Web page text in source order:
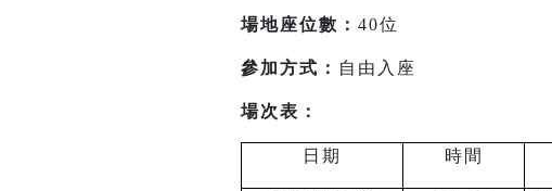
場地座位數： 40位
參加方式： 自由入座
場次表：
日期 時間